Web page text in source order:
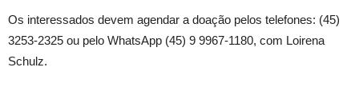
Os interessados devem agendar a doação pelos telefones: (45)
3253-2325 ou pelo WhatsApp (45) 9 9967-1180, com Loirena
Schulz.